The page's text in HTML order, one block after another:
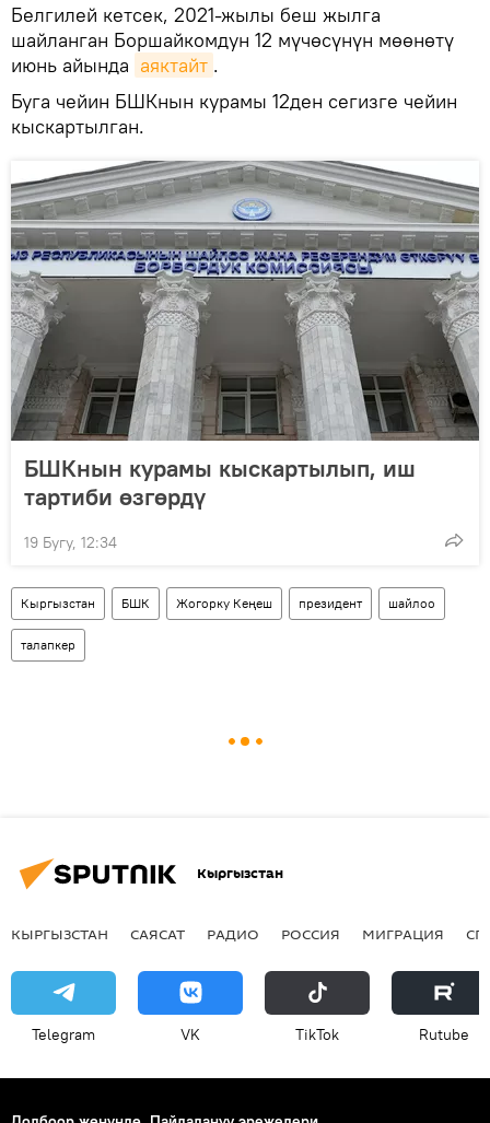
Белгилей кетсек, 2021-жылы беш жылга
шайланган Боршайкомдун 12 мүчөсүнүн мөөнөтү
июнь айында аяктайт .
Буга чейин БШКнын курамы 12ден сегизге чейин
кыскартылган.
БШКнын курамы кыскартылып, иш
тартиби өзгөрдү
19 Бугу, 12:34
Кыргызстан БШК Жогорку Кеңеш президент шайлоо
талапкер
Кыргызстан
КЫРГЫЗСТАН САЯСАТ РАДИО РОССИЯ МИГРАЦИЯ
Telegram VK ТikТоk Rutube